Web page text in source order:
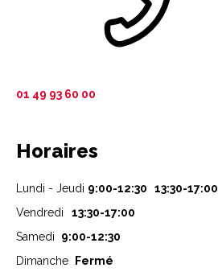
01 49 93 60 00
Horaires
Lundi - Jeudi 9:00-12:30 13:30-17:00
Vendredi
13:30-17:00
Samedi 9:00-12:30
Dimanche
Fermé